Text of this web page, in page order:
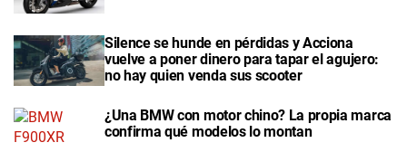
Silence se hunde en pérdidas y Acciona
vuelve a poner dinero para tapar el agujero:
no hay quien venda sus scooter
¿Una BMW con motor chino? La propia marca
confirma qué modelos lo montan